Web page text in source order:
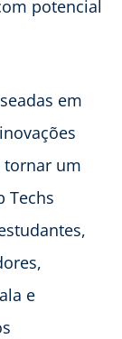
potencial
em
tornar um
Techs
e